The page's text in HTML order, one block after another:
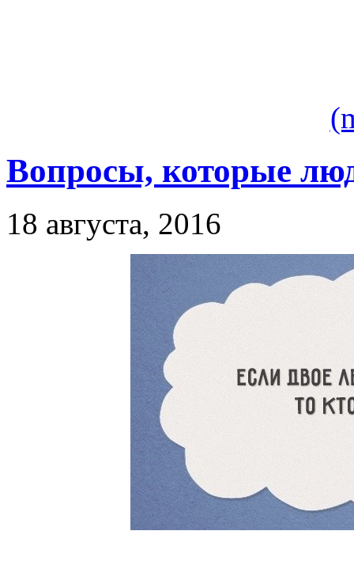
Вопросы, которые
18 августа, 2016